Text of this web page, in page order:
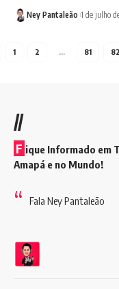
Ney Pantaleão 1 de julho
1 2 … 81 82
//
F ique Informado em
Amapá e no Mundo!
Fala Ney Pantaleão